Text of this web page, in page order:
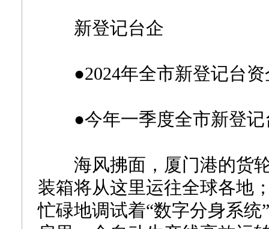
新登记台企
●2024年全市新登记台资
●今年一季度全市新登记
海风拂面，厦门港的货轮
装箱将从这里运往全球各地
忙碌地调试着“数字分身系